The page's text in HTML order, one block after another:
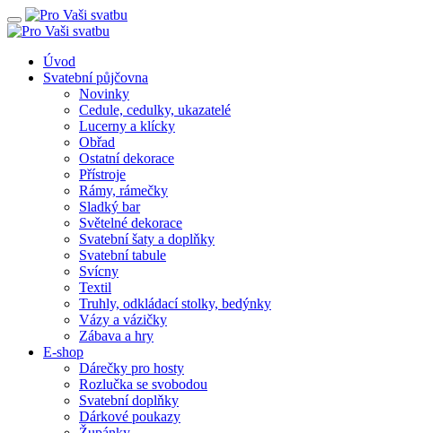
Úvod
Svatební půjčovna
Novinky
Cedule, cedulky, ukazatelé
Lucerny a klícky
Obřad
Ostatní dekorace
Přístroje
Rámy, rámečky
Sladký bar
Světelné dekorace
Svatební šaty a doplňky
Svatební tabule
Svícny
Textil
Truhly, odkládací stolky, bedýnky
Vázy a vázičky
Zábava a hry
E-shop
Dárečky pro hosty
Rozlučka se svobodou
Svatební doplňky
Dárkové poukazy